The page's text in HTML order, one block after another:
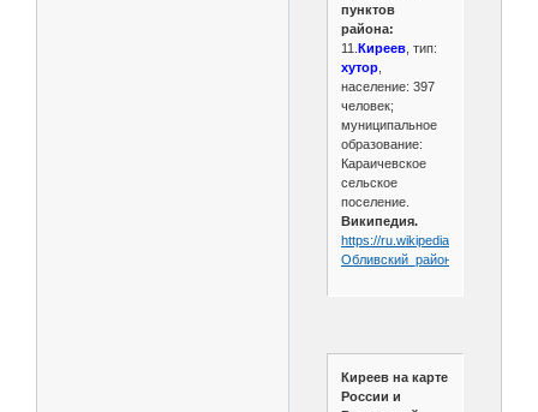
пунктов
района:
11. Киреев, тип:
хутор,
население: 397
человек;
муниципальное
образование:
Караичевское
сельское
поселение.
Википедия.
https://ru.wikipedia.org/wiki/
Обливский_район
Киреев на карте
России и